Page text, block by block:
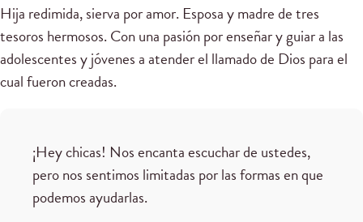
Hija redimida, sierva por amor. Esposa y madre de tres
tesoros hermosos. Con una pasión por enseñar y guiar a las
adolescentes y jóvenes a atender el llamado de Dios para el
cual fueron creadas.
¡Hey chicas! Nos encanta escuchar de ustedes,
pero nos sentimos limitadas por las formas en que
podemos ayudarlas.